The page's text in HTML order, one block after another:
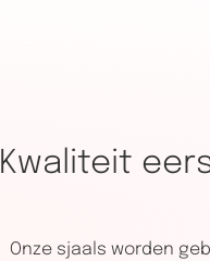
Kwaliteit
Onze sjaals worden